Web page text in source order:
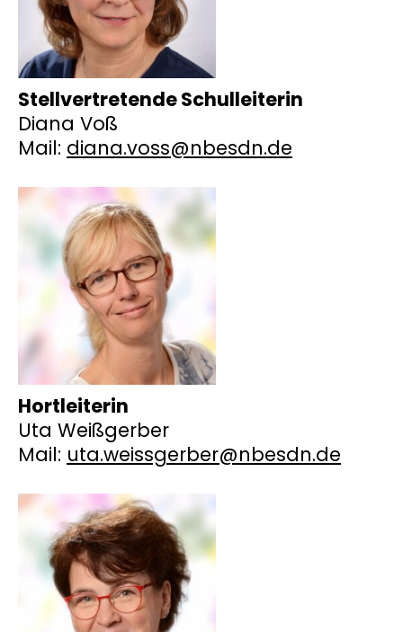
Stellvertretende Schulleiterin
Diana Voß
Mail: diana.voss@nbesdn.de
Hortleiterin
Uta Weißgerber
Mail: uta.weissgerber@nbesdn.de